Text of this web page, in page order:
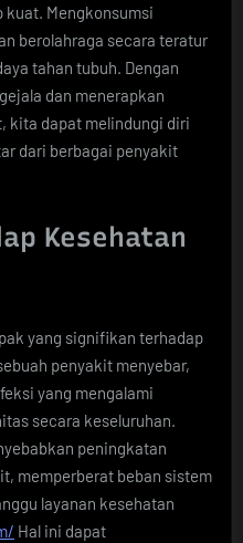
kuat. Mengkonsumsi
berolahraga secara teratur
tahan tubuh. Dengan
dan menerapkan
kita dapat melindungi diri
dari berbagai penyakit
Kesehatan
yang signifikan terhadap
penyakit menyebar,
yang mengalami
secara keseluruhan.
peningkatan
memperberat beban sistem
layanan kesehatan
Hal ini dapat